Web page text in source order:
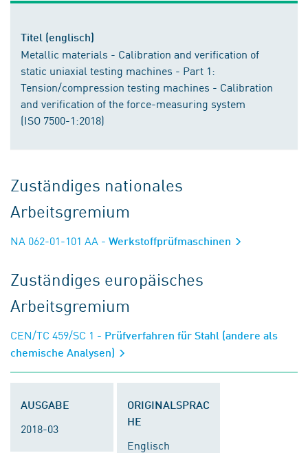
Titel (englisch)
Metallic materials - Calibration and verification of
static uniaxial testing machines - Part 1:
Tension/compression testing machines - Calibration
and verification of the force-measuring system
(ISO 7500-1:2018)
Zuständiges nationales
Arbeitsgremium
NA 062-01-101 AA - Werkstoffprüfmaschinen
Zuständiges europäisches
Arbeitsgremium
CEN/TC 459/SC 1 - Prüfverfahren für Stahl (andere als
chemische Analysen)
AUSGABE
2018-03
ORIGINALSPRAC
HE
Englisch